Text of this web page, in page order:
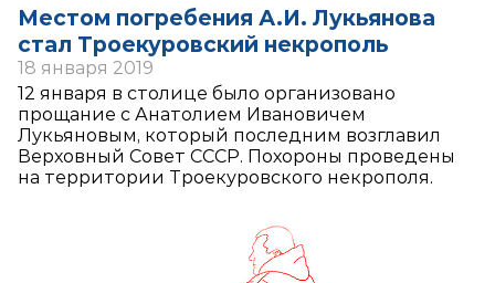
Местом погребения А.И. Лукьянова
стал Троекуровский некрополь
18 января 2019
12 января в столице было организовано
прощание с Анатолием Ивановичем
Лукьяновым, который последним возглавил
Верховный Совет СССР. Похороны проведены
на территории Троекуровского некрополя.